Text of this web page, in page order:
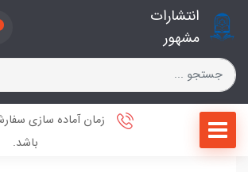
انتشارات
مشهور
باشد.